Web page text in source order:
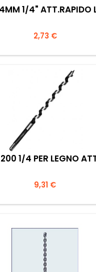
1/4" ATT.RAPIDO
Prezzo
2,73 €
1/4 PER LEGNO
Prezzo
9,31 €